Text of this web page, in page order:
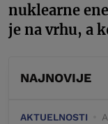
nuklearne
je na vrhu, a
NAJNOVIJE
AKTUELNOSTI